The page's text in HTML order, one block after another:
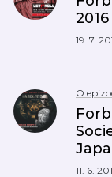
19. 7.
O
11. 6.